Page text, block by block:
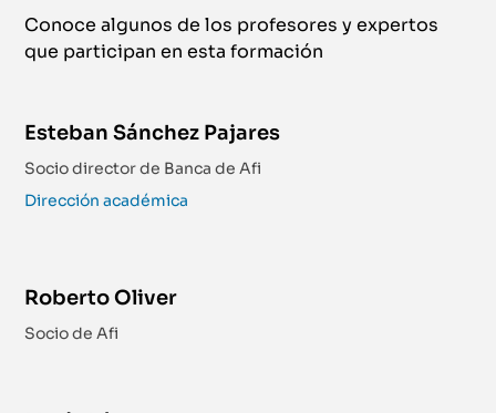
Conoce algunos de los profesores y expertos
que participan en esta formación
Esteban Sánchez Pajares
Socio director de Banca de Afi
Dirección académica
Roberto Oliver
Socio de Afi